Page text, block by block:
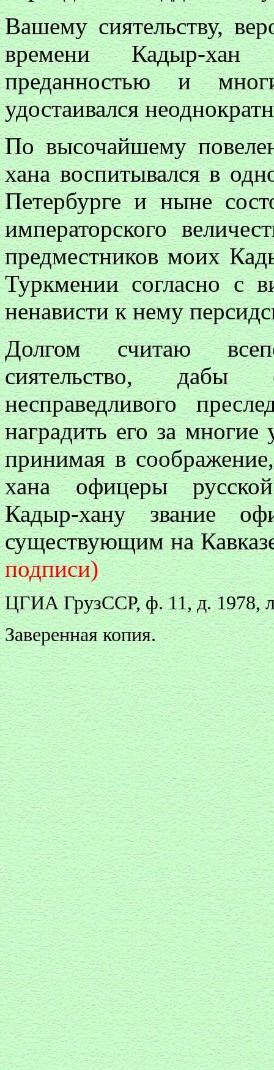
Вашему сиятельству,
времени Кадыр-хан
преданностью и
удостаивался
По высочайшему
хана воспитывался в
Петербурге и ныне
императорского
предместников моих
Туркмении согласно с
ненависти к нему
Долгом считаю
сиятельство, дабы
несправедливого
наградить его за
принимая в
хана офицеры русской
Кадыр-хану звание
существующим на
подписи)
ЦГИА ГрузССР, ф. 11, д. 1978,
Заверенная копия.